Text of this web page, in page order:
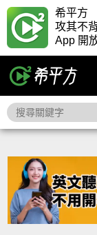
希平方
攻其不
App 開